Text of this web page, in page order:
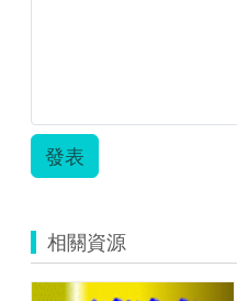
發表
相關資源